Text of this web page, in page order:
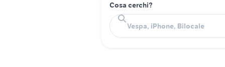
Cosa cerchi?